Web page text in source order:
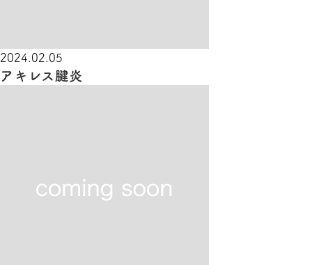
2024.02.05
アキレス腱炎